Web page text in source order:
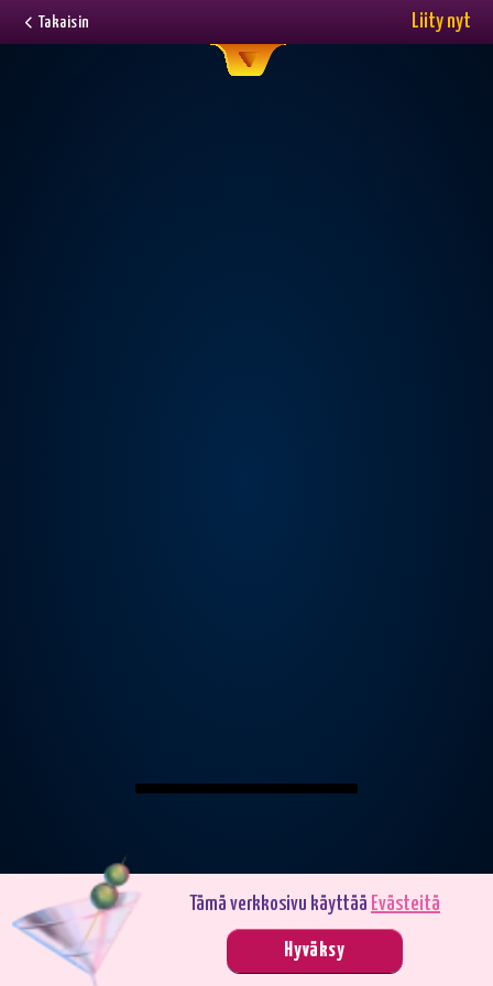
Takaisin Liity nyt
Pelaa demotilassa. Oikealla rahalla pelaaminen on jännittävämpää.
Tämä verkkosivu käyttää Evästeitä
Hyväksy